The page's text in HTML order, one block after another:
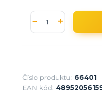
Číslo produktu: 66401
EAN kód: